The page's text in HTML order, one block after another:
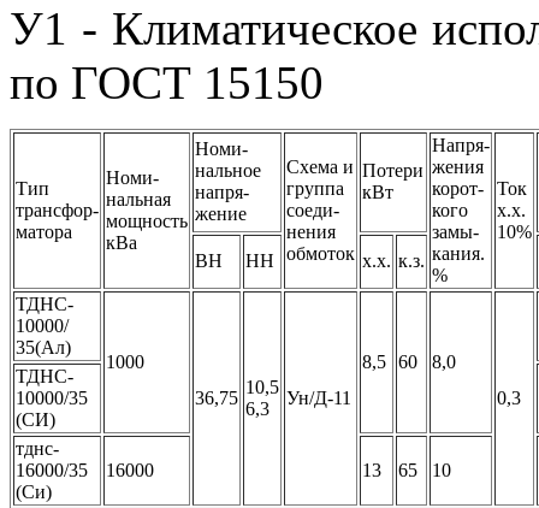
У1 - Климатическое
по ГОСТ 15150
Тип
трансфор-
матора
Номи-
нальная
мощность
кВа
Номи-
нальное
напря-
жение
Схема и
группа
соеди-
нения
обмоток
Потери
кВт
Напря-
жения
корот-
кого
замы-
кания.
%
Ток
x.x.
10%
ВН
НН x.x. к.з.
ТДНС-
10000/
35(Ал)
1000
36,75
10,5
6,3
Ун/Д-11
8,5 60
8,0
0,3
ТДНС-
10000/35
(СИ)
тднс-
16000/35
(Си)
16000 13 65 10